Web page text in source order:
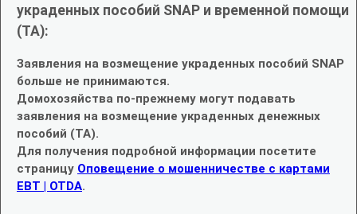
украденных пособий SNAP и временной помощи
(TA):
Заявления на возмещение украденных пособий SNAP
больше не принимаются.
Домохозяйства по-прежнему могут подавать
заявления на возмещение украденных денежных
пособий (TA).
Для получения подробной информации посетите
страницу Оповещение о мошенничестве с картами
EBT | OTDA.